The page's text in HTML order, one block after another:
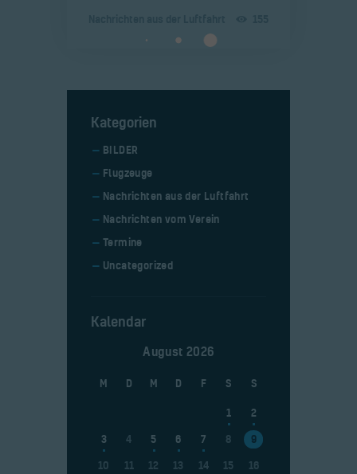
Kategorien
BILDER
Flugzeuge
Nachrichten aus der Luftfahrt
Nachrichten vom Verein
Termine
Uncategorized
Kalendar
August 2026
M D M D F S S
1
2
3
4 5 6 7 8
9
10
11 12 13 14 15
16